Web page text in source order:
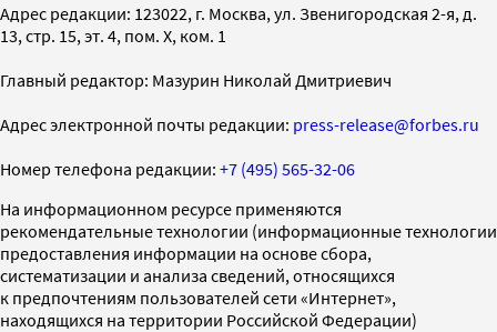
Адрес редакции: 123022, г. Москва, ул. Звенигородская 2-я, д.
13, стр. 15, эт. 4, пом. X, ком. 1
Главный редактор: Мазурин Николай Дмитриевич
Адрес электронной почты редакции: press-release@forbes.ru
Номер телефона редакции: +7 (495) 565-32-06
На информационном ресурсе применяются
рекомендательные технологии (информационные технологии
предоставления информации на основе сбора,
систематизации и анализа сведений, относящихся
к предпочтениям пользователей сети «Интернет»,
находящихся на территории Российской Федерации)